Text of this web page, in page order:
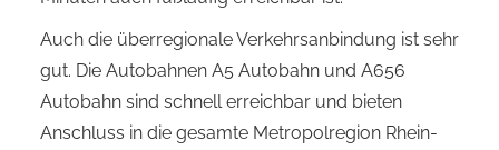
Auch die überregionale Verkehrsanbindung ist sehr
gut. Die Autobahnen A5 Autobahn und A656
Autobahn sind schnell erreichbar und bieten
Anschluss in die gesamte Metropolregion Rhein-